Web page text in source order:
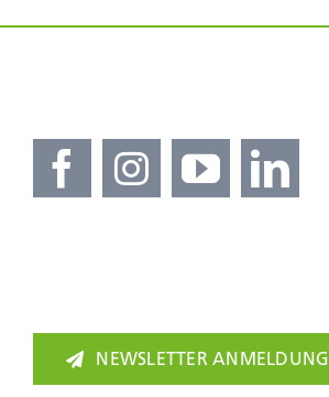
NEWSLETTER ANMELDUNG